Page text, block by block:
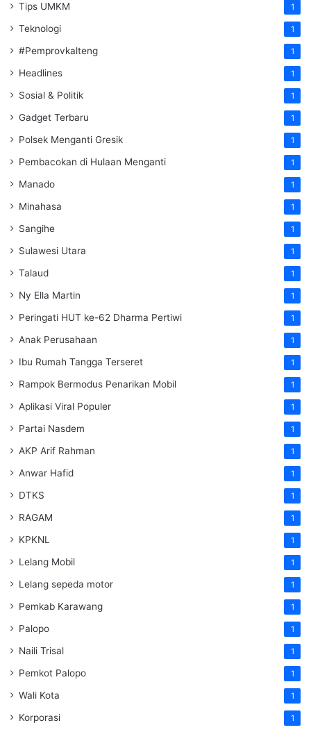
Tips UMKM 1
Teknologi 1
#Pemprovkalteng 1
Headlines 1
Sosial & Politik 1
Gadget Terbaru 1
Polsek Menganti Gresik 1
Pembacokan di Hulaan Menganti 1
Manado 1
Minahasa 1
Sangihe 1
Sulawesi Utara 1
Talaud 1
Ny Ella Martin 1
Peringati HUT ke-62 Dharma Pertiwi 1
Anak Perusahaan 1
Ibu Rumah Tangga Terseret 1
Rampok Bermodus Penarikan Mobil 1
Aplikasi Viral Populer 1
Partai Nasdem 1
AKP Arif Rahman 1
Anwar Hafid 1
DTKS 1
RAGAM 1
KPKNL 1
Lelang Mobil 1
Lelang sepeda motor 1
Pemkab Karawang 1
Palopo 1
Naili Trisal 1
Pemkot Palopo 1
Wali Kota 1
Korporasi 1